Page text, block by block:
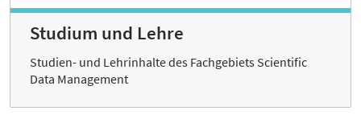
Studium und Lehre
Studien- und Lehrinhalte des Fachgebiets Scientific
Data Management